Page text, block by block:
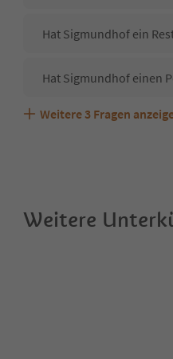
Hat Sigmundhof ein
Hat Sigmundhof einen
Sind Haustiere in der
Welche Services bietet
Weitere 3 Fragen
Weitere